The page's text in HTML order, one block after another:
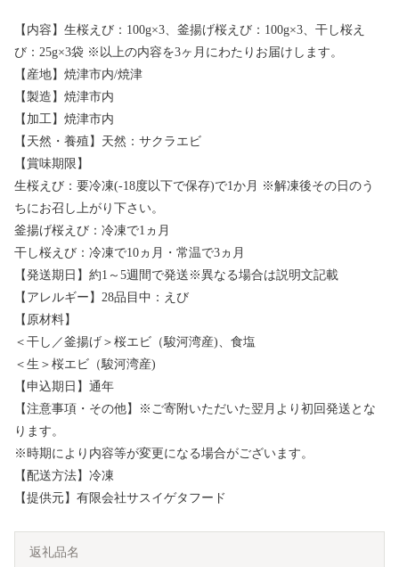
【内容】生桜えび：100g×3、釜揚げ桜えび：100g×3、干し桜え
び：25g×3袋 ※以上の内容を3ヶ月にわたりお届けします。
【産地】焼津市内/焼津
【製造】焼津市内
【加工】焼津市内
【天然・養殖】天然：サクラエビ
【賞味期限】
生桜えび：要冷凍(-18度以下で保存)で1か月 ※解凍後その日のう
ちにお召し上がり下さい。
釜揚げ桜えび：冷凍で1ヵ月
干し桜えび：冷凍で10ヵ月・常温で3ヵ月
【発送期日】約1～5週間で発送※異なる場合は説明文記載
【アレルギー】28品目中：えび
【原材料】
＜干し／釜揚げ＞桜エビ（駿河湾産)、食塩
＜生＞桜エビ（駿河湾産)
【申込期日】通年
【注意事項・その他】※ご寄附いただいた翌月より初回発送とな
ります。
※時期により内容等が変更になる場合がございます。
【配送方法】冷凍
【提供元】有限会社サスイゲタフード
返礼品名